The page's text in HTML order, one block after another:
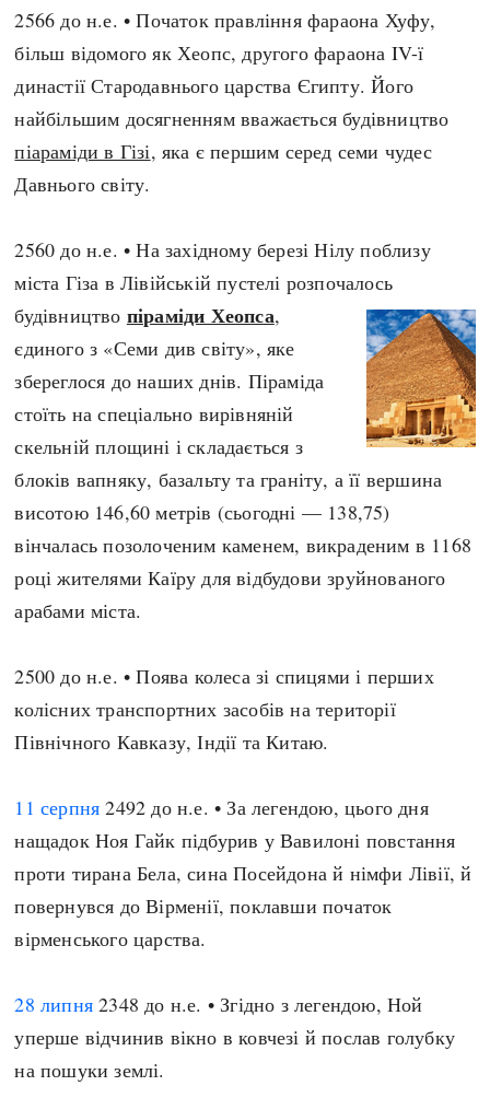
2566 до н.е. • Початок правління фараона Хуфу,
більш відомого як Хеопс, другого фараона IV-ї
династії Стародавнього царства Єгипту. Його
найбільшим досягненням вважається будівництво
піараміди в Гізі, яка є першим серед семи чудес
Давнього світу.
2560 до н.е. • На західному березі Нілу поблизу
міста Гіза в Лівійській пустелі розпочалось
будівництво піраміди Хеопса,
єдиного з «Семи див світу», яке
збереглося до наших днів. Піраміда
стоїть на спеціально вирівняній
скельній площині і складається з
блоків вапняку, базальту та граніту, а її вершина
висотою 146,60 метрів (сьогодні — 138,75)
вінчалась позолоченим каменем, викраденим в 1168
році жителями Каїру для відбудови зруйнованого
арабами міста.
2500 до н.е. • Поява колеса зі спицями і перших
колісних транспортних засобів на території
Північного Кавказу, Індії та Китаю.
11 серпня 2492 до н.е. • За легендою, цього дня
нащадок Ноя Гайк підбурив у Вавилоні повстання
проти тирана Бела, сина Посейдона й німфи Лівії, й
повернувся до Вірменії, поклавши початок
вірменського царства.
28 липня 2348 до н.е. • Згідно з легендою, Ной
уперше відчинив вікно в ковчезі й послав голубку
на пошуки землі.